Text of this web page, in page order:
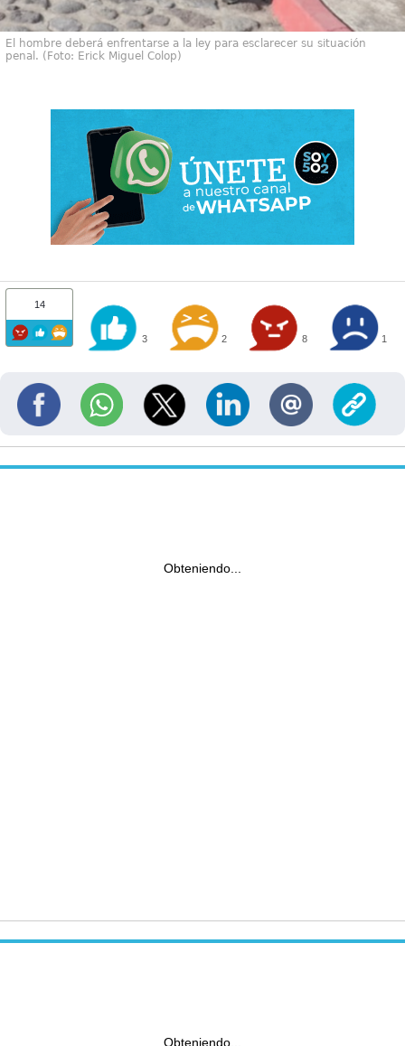
El hombre deberá enfrentarse a la ley para esclarecer su situación
penal. (Foto: Erick Miguel Colop)
14
3 2 8 1
Obteniendo...
Obteniendo...